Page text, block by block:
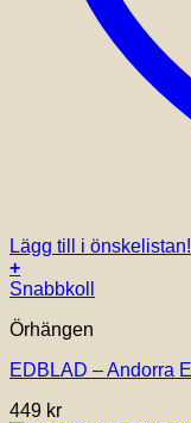
Lägg till i önskelistan!
+
Snabbkoll
Örhängen
EDBLAD – Andorra
449 kr